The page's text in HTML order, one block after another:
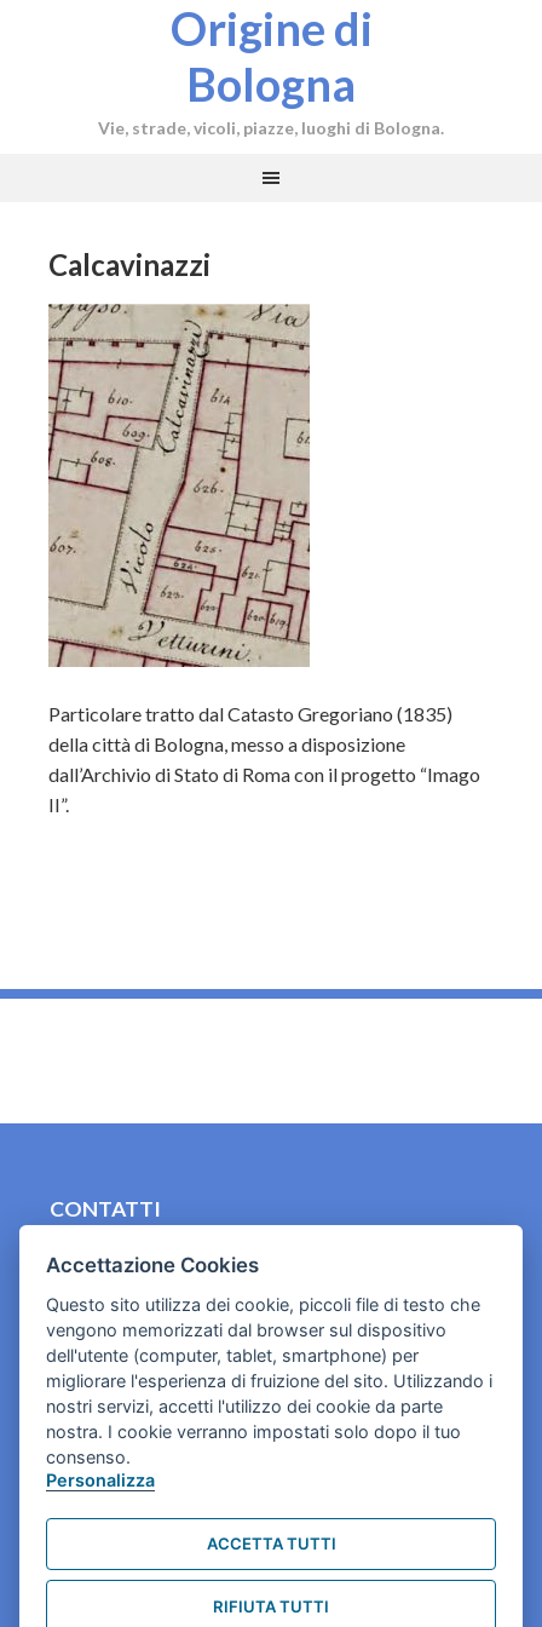
Origine di
Bologna
Vie, strade, vicoli, piazze, luoghi di Bologna.
Calcavinazzi
Particolare tratto dal Catasto Gregoriano (1835)
della città di Bologna, messo a disposizione
dall’Archivio di Stato di Roma con il progetto “Imago
II”.
CONTATTI
Cookies e informativa privacy
Accettazione Cookies
Questo sito utilizza dei cookie, piccoli file di testo che
vengono memorizzati dal browser sul dispositivo
dell'utente (computer, tablet, smartphone) per
migliorare l'esperienza di fruizione del sito. Utilizzando i
nostri servizi, accetti l'utilizzo dei cookie da parte
nostra. I cookie verranno impostati solo dopo il tuo
consenso.
Personalizza
ACCETTA TUTTI
RIFIUTA TUTTI